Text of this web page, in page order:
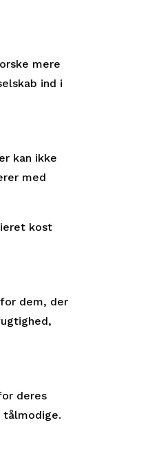
mere
ind i
kan ikke
med
kost
dem, der
deres